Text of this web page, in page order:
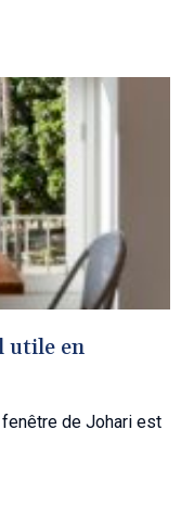
utile en
de Johari est